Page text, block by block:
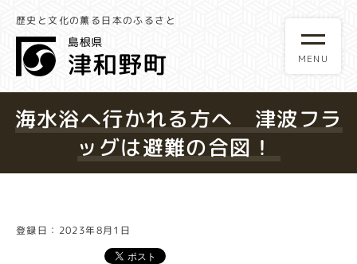
歴史と文化の薫る日本のふるさと
海水浴へ行かれる方へ 津波フラ
ッグは避難の合図！
登録日：2023年8月1日